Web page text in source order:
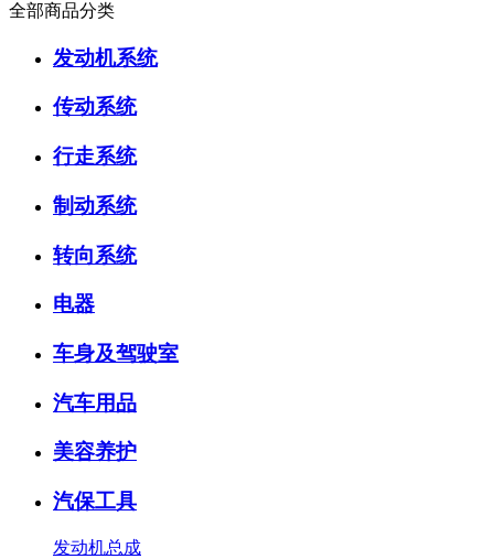
全部商品分类
发动机系统
传动系统
行走系统
制动系统
转向系统
电器
车身及驾驶室
汽车用品
美容养护
汽保工具
发动机总成